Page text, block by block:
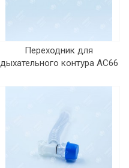
Переходник для
дыхательного контура AC66